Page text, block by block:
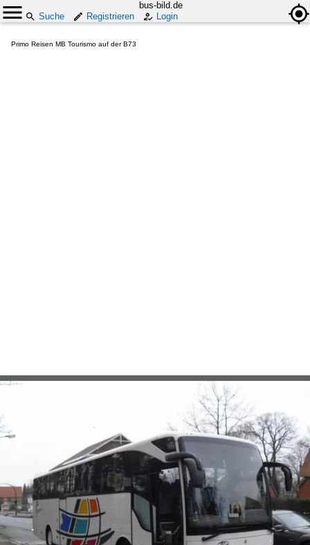
bus-bild.de
Suche
Registrieren Login
Primo Reisen MB Tourismo auf der B73